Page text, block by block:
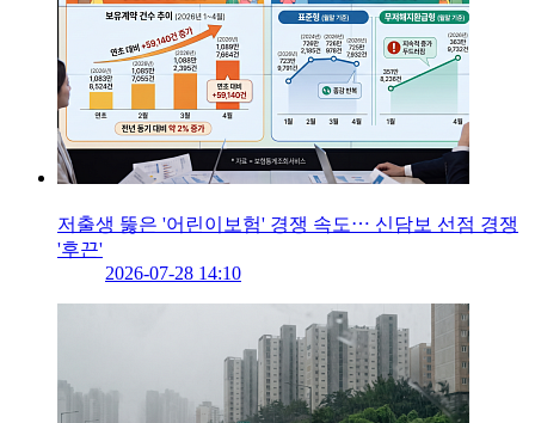
저출생 뚫은 '어린이보험' 경쟁 속도⋯ 신담보 선점 경쟁
'후끈'
2026-07-28 14:10